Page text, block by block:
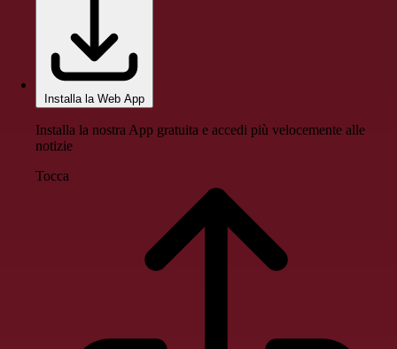
Installa la Web App
Installa la nostra App gratuita e accedi più velocemente alle
notizie
Tocca